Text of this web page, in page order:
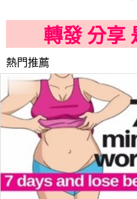
轉發 分享
熱門推薦